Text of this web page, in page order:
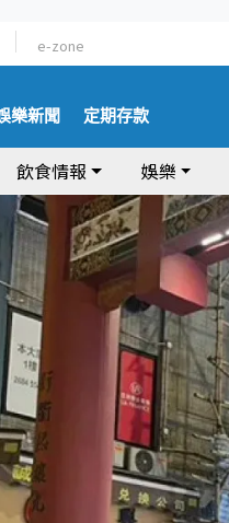
e-zone
樂新聞 定期存款
飲食情報 娛樂